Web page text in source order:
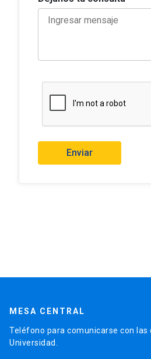
Enviar
MESA CENTRAL
Teléfono para comunicarse con las
Universidad.